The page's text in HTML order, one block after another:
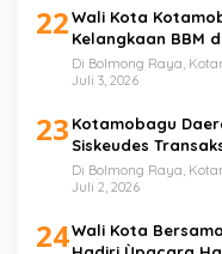
22Wali Kota
Kelangkaan BBM
Di Bolmong Raya,
Juli 3, 2026
23 Kotamobagu
Siskeudes
Di Bolmong Raya,
Juli 2, 2026
24Wali Kota